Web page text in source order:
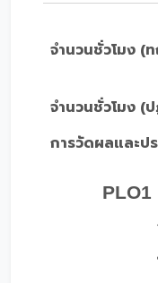
จำนวนชั่วโมง (
จำนวนชั่วโมง (
การวัดผลและป
PLO1